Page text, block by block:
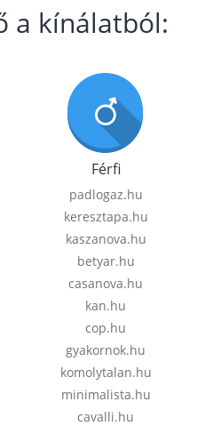
a kínálatból:
Férfi
padlogaz.hu
keresztapa.hu
kaszanova.hu
betyar.hu
casanova.hu
kan.hu
cop.hu
gyakornok.hu
komolytalan.hu
minimalista.hu
cavalli.hu